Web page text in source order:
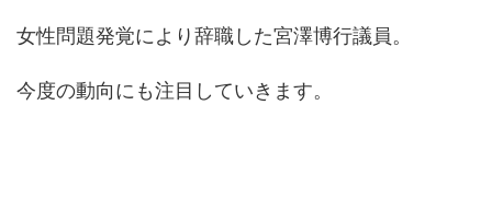
女性問題発覚により辞職した宮澤博行議員。
今度の動向にも注目していきます。